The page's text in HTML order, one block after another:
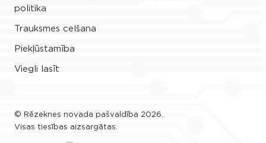
politika
Trauksmes celšana
Piekļūstamība
Viegli lasīt
© Rēzeknes novada pašvaldība 2026.
Visas tiesības aizsargātas.